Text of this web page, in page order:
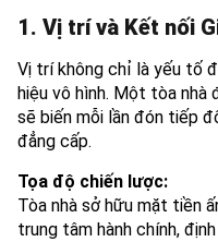
1. Vị trí và Kết nối
Vị trí không chỉ là yếu tố
hiệu vô hình. Một tòa
sẽ biến mỗi lần đón tiếp
đẳng cấp.
Tọa độ chiến lược:
Tòa nhà sở hữu mặt tiền
trung tâm hành chính,